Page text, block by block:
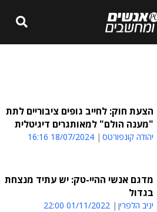
הצעת חוק: לחייב גופים ציבוריים לתת
"מענה הולם" למאותגרים דיגיטלית
יהודה קונפורטס 18/07/2024 16:16
מדגם אנשי ההיי-טק: יש עתיד מנצחת
בגדול
יניב הלפרין 01/11/2022 22:00